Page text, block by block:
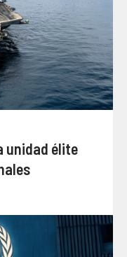
unidad élite